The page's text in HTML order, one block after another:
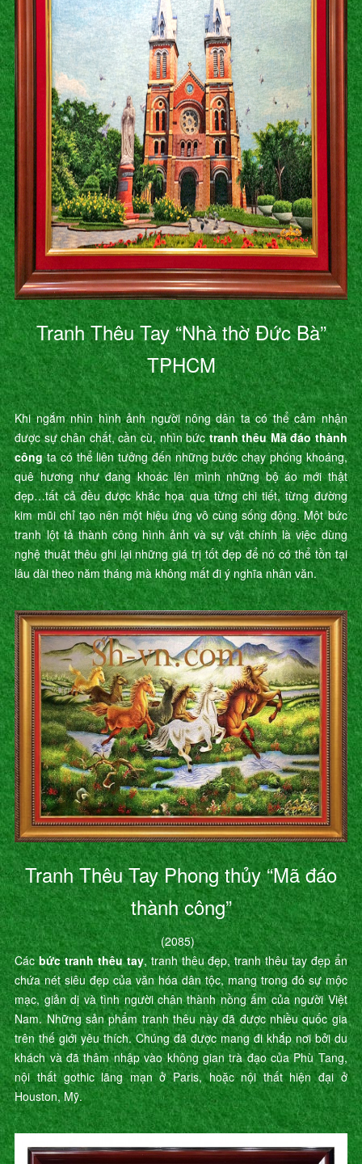
Tranh Thêu Tay “Nhà thờ Đức Bà”
TPHCM
Khi ngắm nhìn hình ảnh người nông dân ta có thể cảm nhận
được sự chân chất, cần cù, nhìn bứctranh thêu Mã đáo thành
côngta có thể liên tưởng đến những bước chạy phóng khoáng,
quê hương như đang khoác lên mình những bộ áo mới thật
đẹp…tất cả đều được khắc họa qua từng chi tiết, từng đường
kim mũi chỉ tạo nên một hiệu ứng vô cùng sống động. Một bức
tranh lột tả thành công hình ảnh và sự vật chính là việc dùng
nghệ thuật thêu ghi lại những giá trị tốt đẹp để nó có thể tồn tại
lâu dài theo năm tháng mà không mất đi ý nghĩa nhân văn.
Tranh Thêu Tay Phong thủy “Mã đáo
thành công”
(2085)
Cácbức tranh thêu tay, tranh thêu đẹp, tranh thêu tay đẹp ẩn
chứa nét siêu đẹp của văn hóa dân tộc, mang trong đó sự mộc
mạc, giản dị và tình người chân thành nồng ấm của người Việt
Nam. Những sản phẩm tranh thêu này đã được nhiều quốc gia
trên thế giới yêu thích. Chúng đã được mang đi khắp nơi bởi du
khách và đã thâm nhập vào không gian trà đạo của Phù Tang,
nội thất gothic lãng mạn ở Paris, hoặc nội thất hiện đại ở
Houston, Mỹ.